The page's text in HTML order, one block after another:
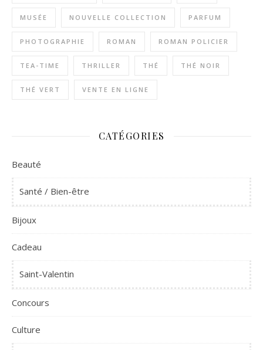
MUSÉE NOUVELLE COLLECTION PARFUM
PHOTOGRAPHIE ROMAN ROMAN POLICIER
TEA-TIME THRILLER THÉ THÉ NOIR
THÉ VERT VENTE EN LIGNE
CATÉGORIES
Beauté
Santé / Bien-être
Bijoux
Cadeau
Saint-Valentin
Concours
Culture